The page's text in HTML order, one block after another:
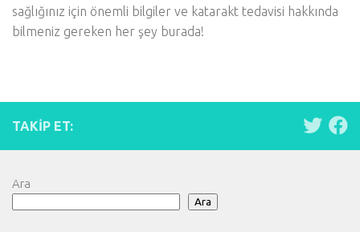
sağlığınız için önemli bilgiler ve katarakt tedavisi hakkında
bilmeniz gereken her şey burada!
TAKIP ET:
Ara
Ara